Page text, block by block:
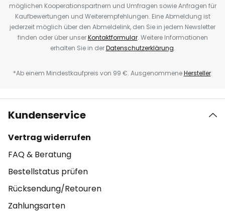
möglichen Kooperationspartnern und Umfragen sowie Anfragen für
Kaufbewertungen und Weiterempfehlungen. Eine Abmeldung ist
jederzeit möglich über den Abmeldelink, den Sie in jedem Newsletter
finden oder über unserKontaktformular. Weitere Informationen
erhalten Sie in derDatenschutzerklärung.
*Ab einem Mindestkaufpreis von 99 €. AusgenommeneHersteller.
Kundenservice
Vertrag widerrufen
FAQ & Beratung
Bestellstatus prüfen
Rücksendung/Retouren
Zahlungsarten